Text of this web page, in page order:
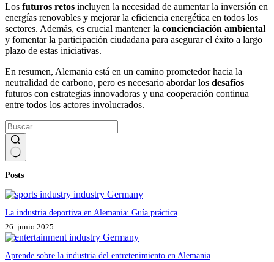
Los futuros retos incluyen la necesidad de aumentar la inversión en
energías renovables y mejorar la eficiencia energética en todos los
sectores. Además, es crucial mantener la concienciación ambiental
y fomentar la participación ciudadana para asegurar el éxito a largo
plazo de estas iniciativas.
En resumen, Alemania está en un camino prometedor hacia la
neutralidad de carbono, pero es necesario abordar los desafíos
futuros con estrategias innovadoras y una cooperación continua
entre todos los actores involucrados.
resultados
Posts
La industria deportiva en Alemania: Guía práctica
26. junio 2025
Aprende sobre la industria del entretenimiento en Alemania